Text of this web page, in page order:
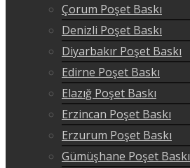
Çorum Poşet Baskı
Denizli Poşet Baskı
Diyarbakır Poşet Baskı
Edirne Poşet Baskı
Elazığ Poşet Baskı
Erzincan Poşet Baskı
Erzurum Poşet Baskı
Gümüşhane Poşet Baskı